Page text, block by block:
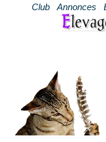
Club Annonces